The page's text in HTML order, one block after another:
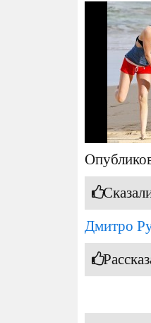
Дмитро